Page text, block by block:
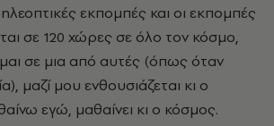
εκπομπές και οι εκπομπές
σε 120 χώρες σε όλο τον κόσμο,
σε μια από αυτές (όπως όταν
μαζί μου ενθουσιάζεται κι ο
εγώ, μαθαίνει κι ο κόσμος.